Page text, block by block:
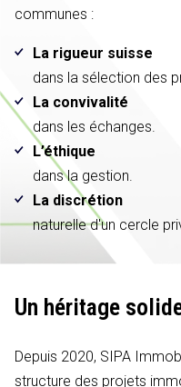
communes :
La rigueur suisse
dans la sélection des
La convivalité
dans les échanges.
L’éthique
dans la gestion.
La discrétion
naturelle d'un cercle
Un héritage
Depuis 2020, SIPA
structure des projets